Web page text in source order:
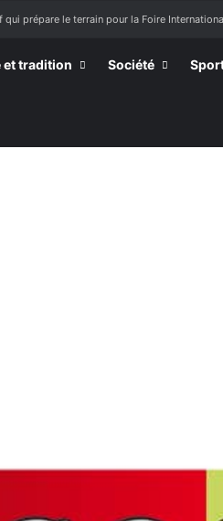
prépare le terrain pour la Foire
et tradition Société